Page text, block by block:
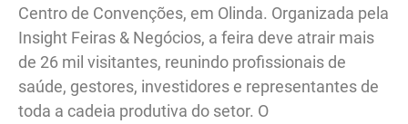
Centro de Convenções, em Olinda. Organizada pela
Insight Feiras & Negócios, a feira deve atrair mais
de 26 mil visitantes, reunindo profissionais de
saúde, gestores, investidores e representantes de
toda a cadeia produtiva do setor. O